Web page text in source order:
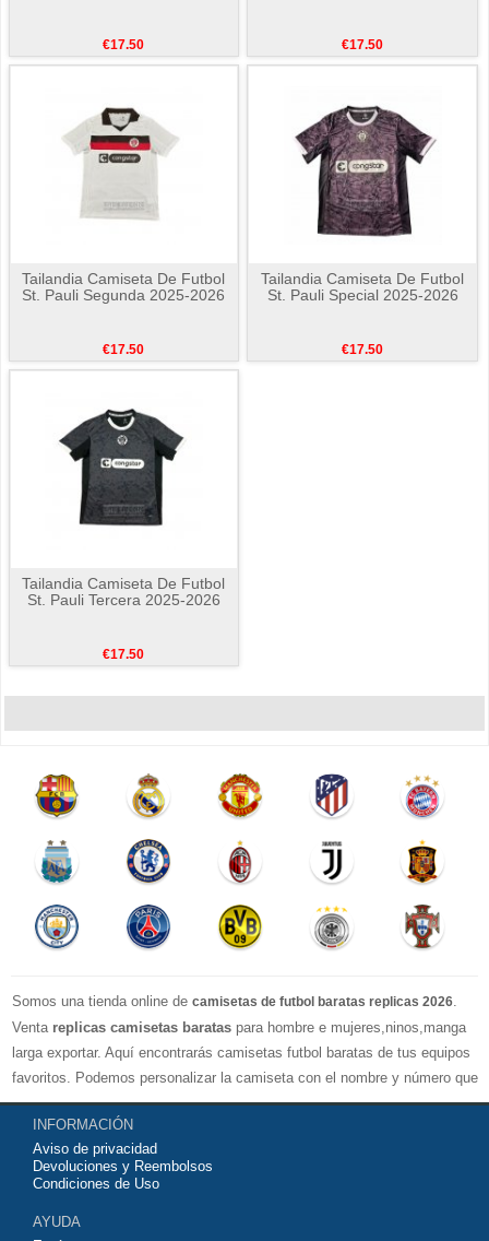
€17.50 €17.50
Tailandia Camiseta De Futbol
St. Pauli Segunda 2025-2026
€17.50
Tailandia Camiseta De Futbol
St. Pauli Special 2025-2026
€17.50
Tailandia Camiseta De Futbol
St. Pauli Tercera 2025-2026
€17.50
Somos una tienda online de camisetas de futbol baratas replicas 2026
Venta replicas camisetas baratas para hombre e mujeres,ninos,manga
larga exportar. Aquí encontrarás camisetas futbol baratas de tus equipos
favoritos. Podemos personalizar la camiseta con el nombre y número que
quieras. Nuestrascamisetas de futbol replicasson de máxima calidad
tailandesa por lo que estamos convencidos que quedarás muy satisfecho
con ella. Estas camisetas tienen un tejido transpirable por lo que te
servirán para jugar al fútbol o simplemente para animar a tu equipo
contáctanos y haremos lo posible para conseguirtela lo más barata
INFORMACIÓN
Aviso de privacidad
Devoluciones y Reembolsos
Condiciones de Uso
AYUDA